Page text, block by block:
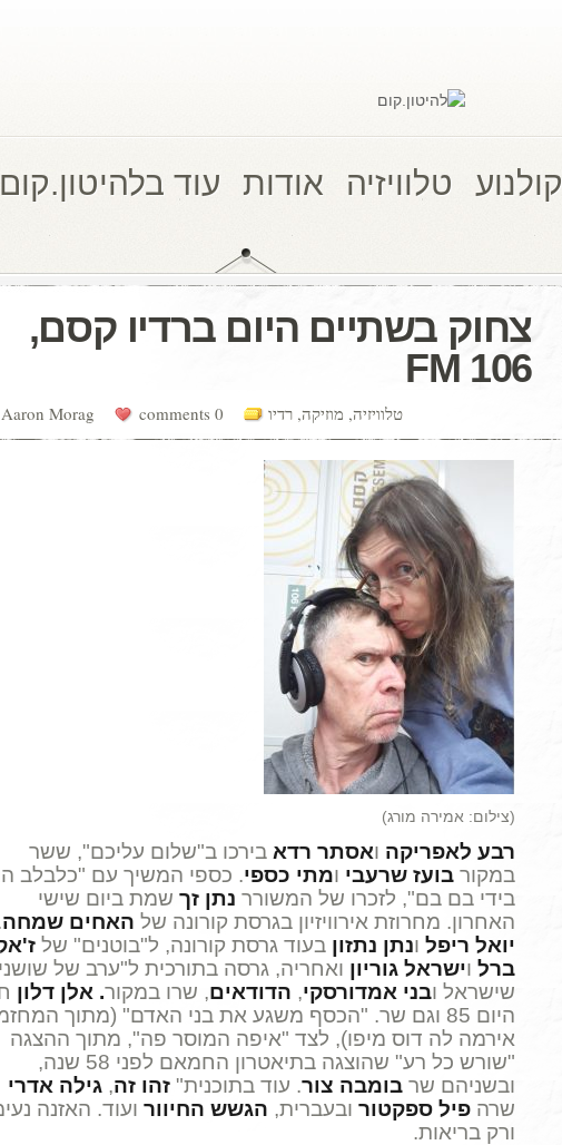
קולנוע טלוויזיה אודות עוד בלהיטון.קום
צחוק בשתיים היום ברדיו קסם,
106 FM
Aaron Morag 0 comments טלוויזיה, מוזיקה, רדיו
(צילום: אמירה מורג)
רבע לאפריקה ואסתר רדא בירכו ב"שלום עליכם", ששר
במקור בועז שרעבי ומתי כספי. כספי המשיך עם "כלבלב
בידי בם בם", לזכרו של המשורר נתן זך שמת ביום שישי
האחרון. מחרוזת אירוויזיון בגרסת קורונה של האחים שמחה
יואל ריפל ונתן נתזון בעוד גרסת קורונה, ל"בוטנים" של
ברל וישראל גוריון ואחריה, גרסה בתורכית ל"ערב של
שישראל ובני אמדורסקי, הדודאים, שרו במקור. אלן דלון
היום 85 וגם שר. "הכסף משגע את בני האדם" (מתוך
אירמה לה דוס מיפו), לצד "איפה המוסר פה", מתוך ההצגה
"שורש כל רע" שהוצגה בתיאטרון החמאם לפני 58 שנה,
ובשניהם שר בומבה צור. עוד בתוכנית" זהו זה, גילה אדרי
שרה פיל ספקטור ובעברית, הגשש החיוור ועוד. האזנה
ורק בריאות.